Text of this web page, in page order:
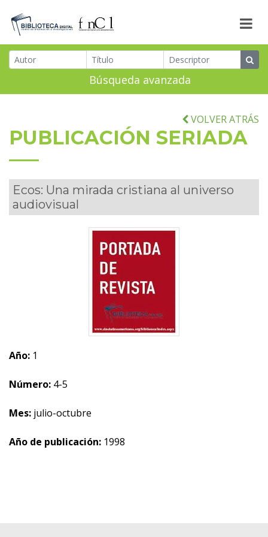
Búsqueda avanzada
VOLVER ATRÁS
PUBLICACIÓN SERIADA
Ecos: Una mirada cristiana al universo
audiovisual
Año: 1
Número: 4-5
Mes: julio-octubre
Año de publicación: 1998